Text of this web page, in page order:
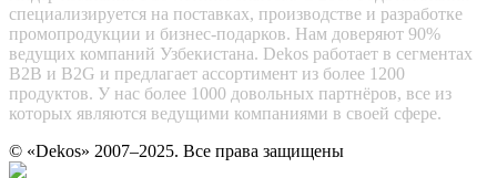
специализируется на поставках, производстве и разработке
промопродукции и бизнес-подарков. Нам доверяют 90%
ведущих компаний Узбекистана. Dekos работает в сегментах
B2B и B2G и предлагает ассортимент из более 1200
продуктов. У нас более 1000 довольных партнёров, все из
которых являются ведущими компаниями в своей сфере.
© «Dekos» 2007–2025. Все права защищены